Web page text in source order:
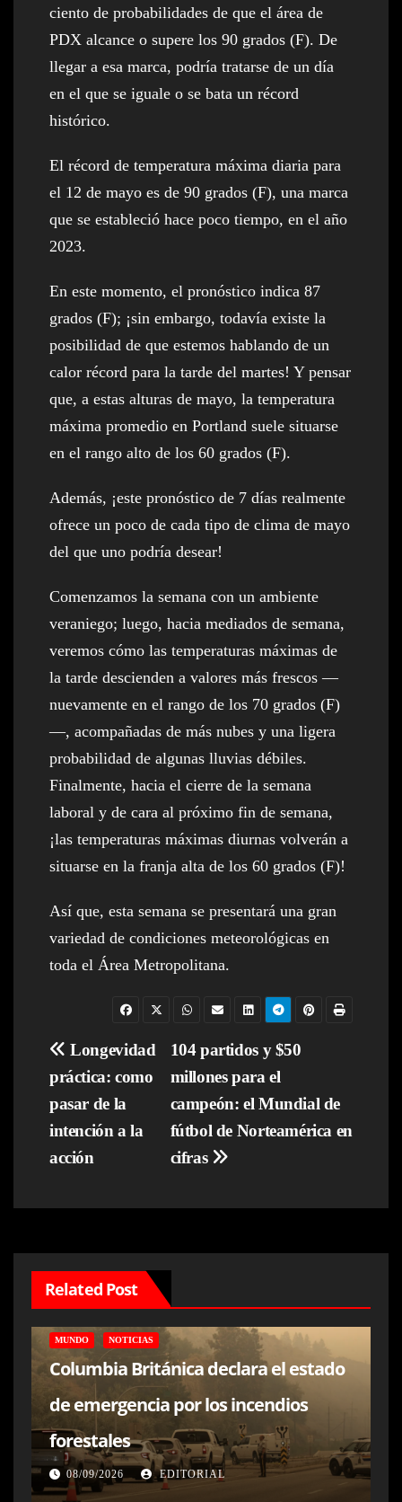
ciento de probabilidades de que el área de
PDX alcance o supere los 90 grados (F). De
llegar a esa marca, podría tratarse de un día
en el que se iguale o se bata un récord
histórico.
El récord de temperatura máxima diaria para
el 12 de mayo es de 90 grados (F), una marca
que se estableció hace poco tiempo, en el año
2023.
En este momento, el pronóstico indica 87
grados (F); ¡sin embargo, todavía existe la
posibilidad de que estemos hablando de un
calor récord para la tarde del martes! Y pensar
que, a estas alturas de mayo, la temperatura
máxima promedio en Portland suele situarse
en el rango alto de los 60 grados (F).
Además, ¡este pronóstico de 7 días realmente
ofrece un poco de cada tipo de clima de mayo
del que uno podría desear!
Comenzamos la semana con un ambiente
veraniego; luego, hacia mediados de semana,
veremos cómo las temperaturas máximas de
la tarde descienden a valores más frescos —
nuevamente en el rango de los 70 grados (F)
—, acompañadas de más nubes y una ligera
probabilidad de algunas lluvias débiles.
Finalmente, hacia el cierre de la semana
laboral y de cara al próximo fin de semana,
¡las temperaturas máximas diurnas volverán a
situarse en la franja alta de los 60 grados (F)!
Así que, esta semana se presentará una gran
variedad de condiciones meteorológicas en
toda el Área Metropolitana.
Navegación
de
entradas
104 partidos y $50
millones para el
campeón: el Mundial de
fútbol de Norteamérica en
cifras
Longevidad
práctica: como
pasar de la
intención a la
acción
Related Post
MUNDO NOTICIAS
Columbia Británica declara el estado
de emergencia por los incendios
forestales
08/09/2026 EDITORIAL